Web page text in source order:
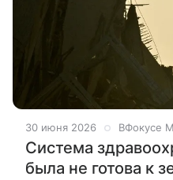
30 июня 2026 ВФокусе
Система
была не готова к